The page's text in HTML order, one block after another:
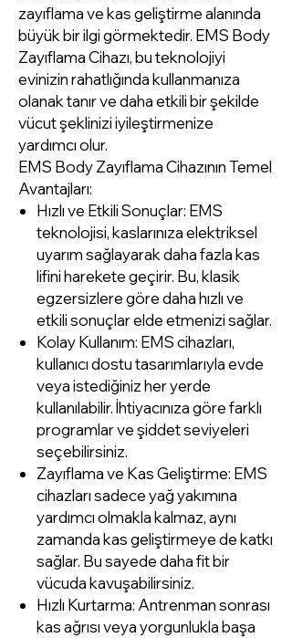
zayıflama ve kas geliştirme alanında
büyük bir ilgi görmektedir. EMS Body
Zayıflama Cihazı, bu teknolojiyi
evinizin rahatlığında kullanmanıza
olanak tanır ve daha etkili bir şekilde
vücut şeklinizi iyileştirmenize
yardımcı olur.
EMS Body Zayıflama Cihazının Temel
Avantajları:
Hızlı ve Etkili Sonuçlar: EMS
teknolojisi, kaslarınıza elektriksel
uyarım sağlayarak daha fazla kas
lifini harekete geçirir. Bu, klasik
egzersizlere göre daha hızlı ve
etkili sonuçlar elde etmenizi sağlar.
Kolay Kullanım: EMS cihazları,
kullanıcı dostu tasarımlarıyla evde
veya istediğiniz her yerde
kullanılabilir. İhtiyacınıza göre farklı
programlar ve şiddet seviyeleri
seçebilirsiniz.
Zayıflama ve Kas Geliştirme: EMS
cihazları sadece yağ yakımına
yardımcı olmakla kalmaz, aynı
zamanda kas geliştirmeye de katkı
sağlar. Bu sayede daha fit bir
vücuda kavuşabilirsiniz.
Hızlı Kurtarma: Antrenman sonrası
kas ağrısı veya yorgunlukla başa